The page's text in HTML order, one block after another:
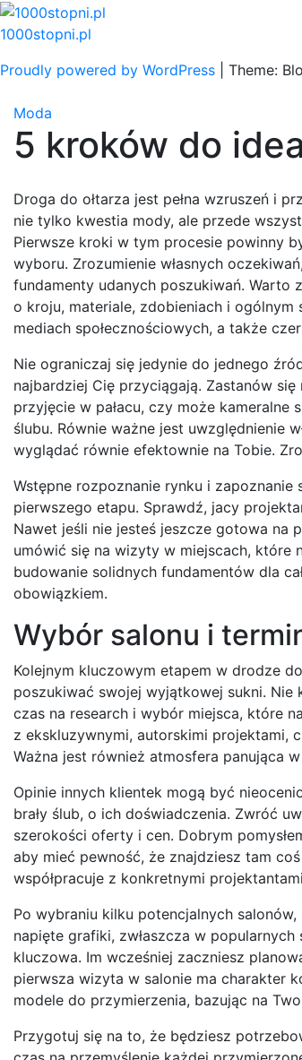
Skip
to
1000stopni.pl
Proudly powered by WordPress
Theme:
Moda
5 kroków do
Droga do ołtarza jest pełna wzruszeń i
nie tylko kwestia mody, ale przede
Pierwsze kroki w tym procesie powinny
wyboru. Zrozumienie własnych
fundamenty udanych poszukiwań.
o kroju, materiale, zdobieniach i
mediach społecznościowych, a także
Nie ograniczaj się jedynie do jednego
najbardziej Cię przyciągają. Zastanów
przyjęcie w pałacu, czy może kameralne
ślubu. Równie ważne jest uwzględnienie
wyglądać równie efektownie na Tobie.
Wstępne rozpoznanie rynku i
pierwszego etapu. Sprawdź, jacy
Nawet jeśli nie jesteś jeszcze gotowa na
umówić się na wizyty w miejscach, które
budowanie solidnych fundamentów dla
obowiązkiem.
Wybór salonu i
Kolejnym kluczowym etapem w drodze
poszukiwać swojej wyjątkowej sukni.
czas na research i wybór miejsca, które
z ekskluzywnymi, autorskimi projektami,
Ważna jest również atmosfera panująca
Opinie innych klientek mogą być
brały ślub, o ich doświadczenia. Zwróć
szerokości oferty i cen. Dobrym
aby mieć pewność, że znajdziesz tam
współpracuje z konkretnymi
Po wybraniu kilku potencjalnych
napięte grafiki, zwłaszcza w
kluczowa. Im wcześniej zaczniesz
pierwsza wizyta w salonie ma charakter
modele do przymierzenia, bazując na
Przygotuj się na to, że będziesz